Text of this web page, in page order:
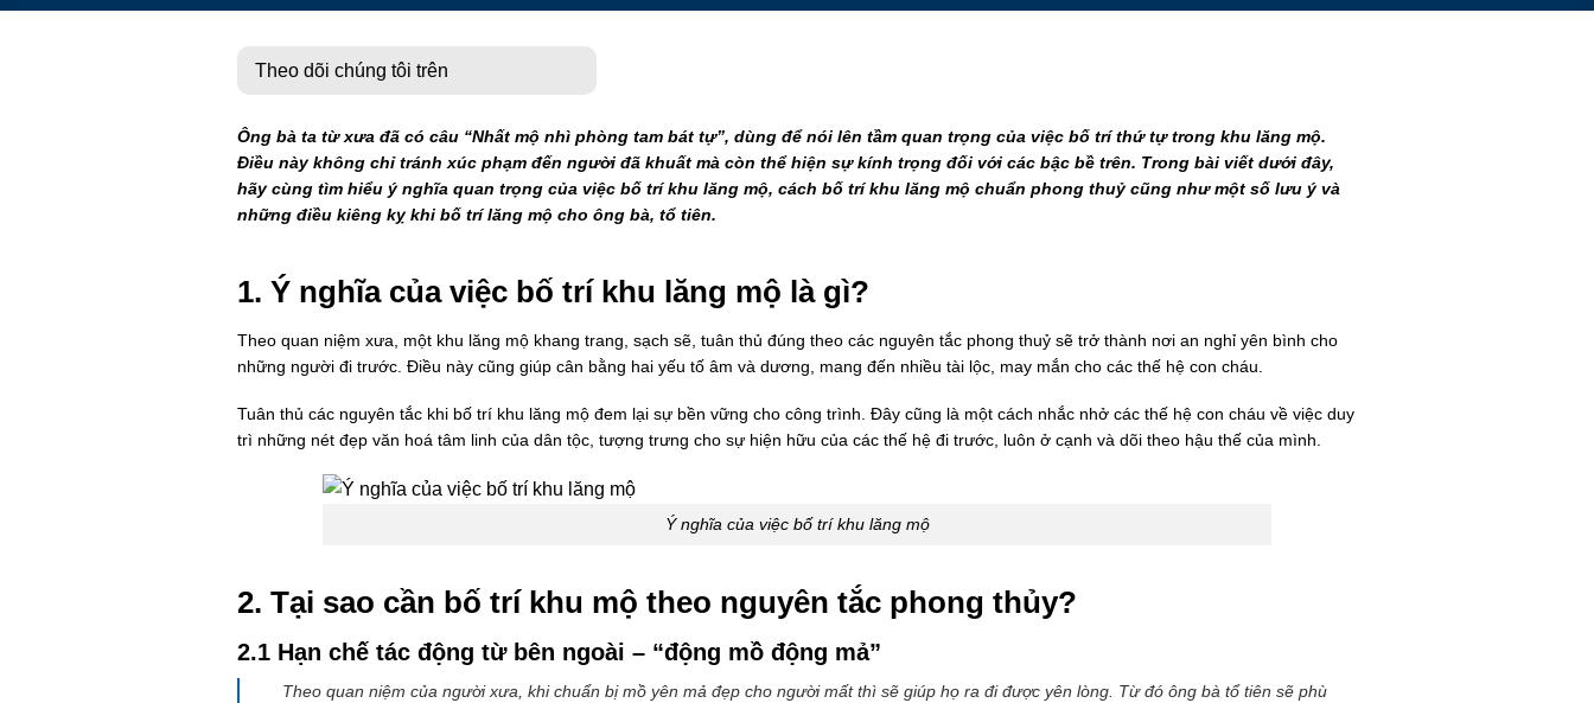
Theo dõi chúng tôi trên
Ông bà ta từ xưa đã có câu “Nhất mộ nhì phòng tam bát tự”, dùng để nói lên tầm quan trọng của việc bố trí thứ tự trong khu lăng mộ.
Điều này không chỉ tránh xúc phạm đến người đã khuất mà còn thể hiện sự kính trọng đối với các bậc bề trên. Trong bài viết dưới đây,
hãy cùng tìm hiểu ý nghĩa quan trọng của việc bố trí khu lăng mộ, cách bố trí khu lăng mộ chuẩn phong thuỷ cũng như một số lưu ý và
những điều kiêng kỵ khi bố trí lăng mộ cho ông bà, tổ tiên.
1. Ý nghĩa của việc bố trí khu lăng mộ là gì?
Theo quan niệm xưa, một khu lăng mộ khang trang, sạch sẽ, tuân thủ đúng theo các nguyên tắc phong thuỷ sẽ trở thành nơi an nghỉ yên bình cho
những người đi trước. Điều này cũng giúp cân bằng hai yếu tố âm và dương, mang đến nhiều tài lộc, may mắn cho các thế hệ con cháu.
Tuân thủ các nguyên tắc khi bố trí khu lăng mộ đem lại sự bền vững cho công trình. Đây cũng là một cách nhắc nhở các thế hệ con cháu về việc duy
trì những nét đẹp văn hoá tâm linh của dân tộc, tượng trưng cho sự hiện hữu của các thế hệ đi trước, luôn ở cạnh và dõi theo hậu thế của mình.
Ý nghĩa của việc bố trí khu lăng mộ
2. Tại sao cần bố trí khu mộ theo nguyên tắc phong thủy?
2.1 Hạn chế tác động từ bên ngoài – “động mồ động mả”
Theo quan niệm của người xưa, khi chuẩn bị mồ yên mả đẹp cho người mất thì sẽ giúp họ ra đi được yên lòng. Từ đó ông bà tổ tiên sẽ phù